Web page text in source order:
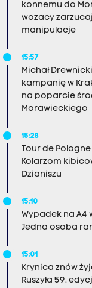
konnemu do
wozacy
manipulacje
15:57
Michał
kampanię w
na poparcie
Morawieckiego
15:28
Tour de
Kolarzom
Dzianiszu
15:10
Wypadek na A4
Jedna osoba
15:01
Krynica znów
Ruszyła 59.